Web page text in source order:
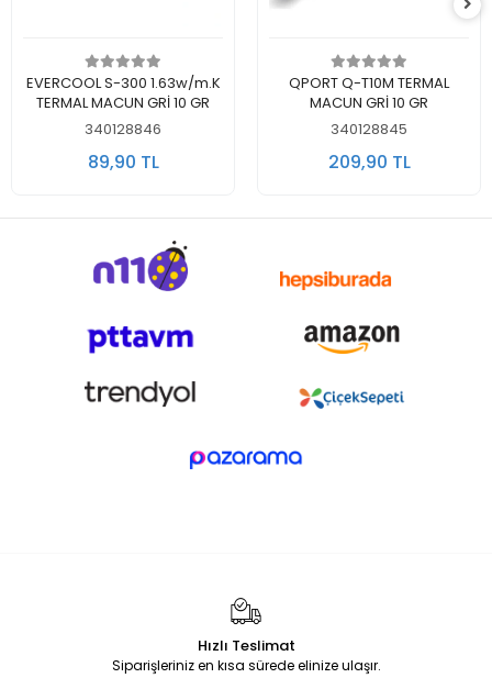
Sepete Ekle
EVERCOOL S-300 1.63w/m.K
TERMAL MACUN GRİ 10 GR
340128846
89,90 TL
Sepete Ekle
QPORT Q-T10M TERMAL
MACUN GRİ 10 GR
340128845
209,90 TL
Hızlı Teslimat
Siparişleriniz en kısa sürede elinize ulaşır.